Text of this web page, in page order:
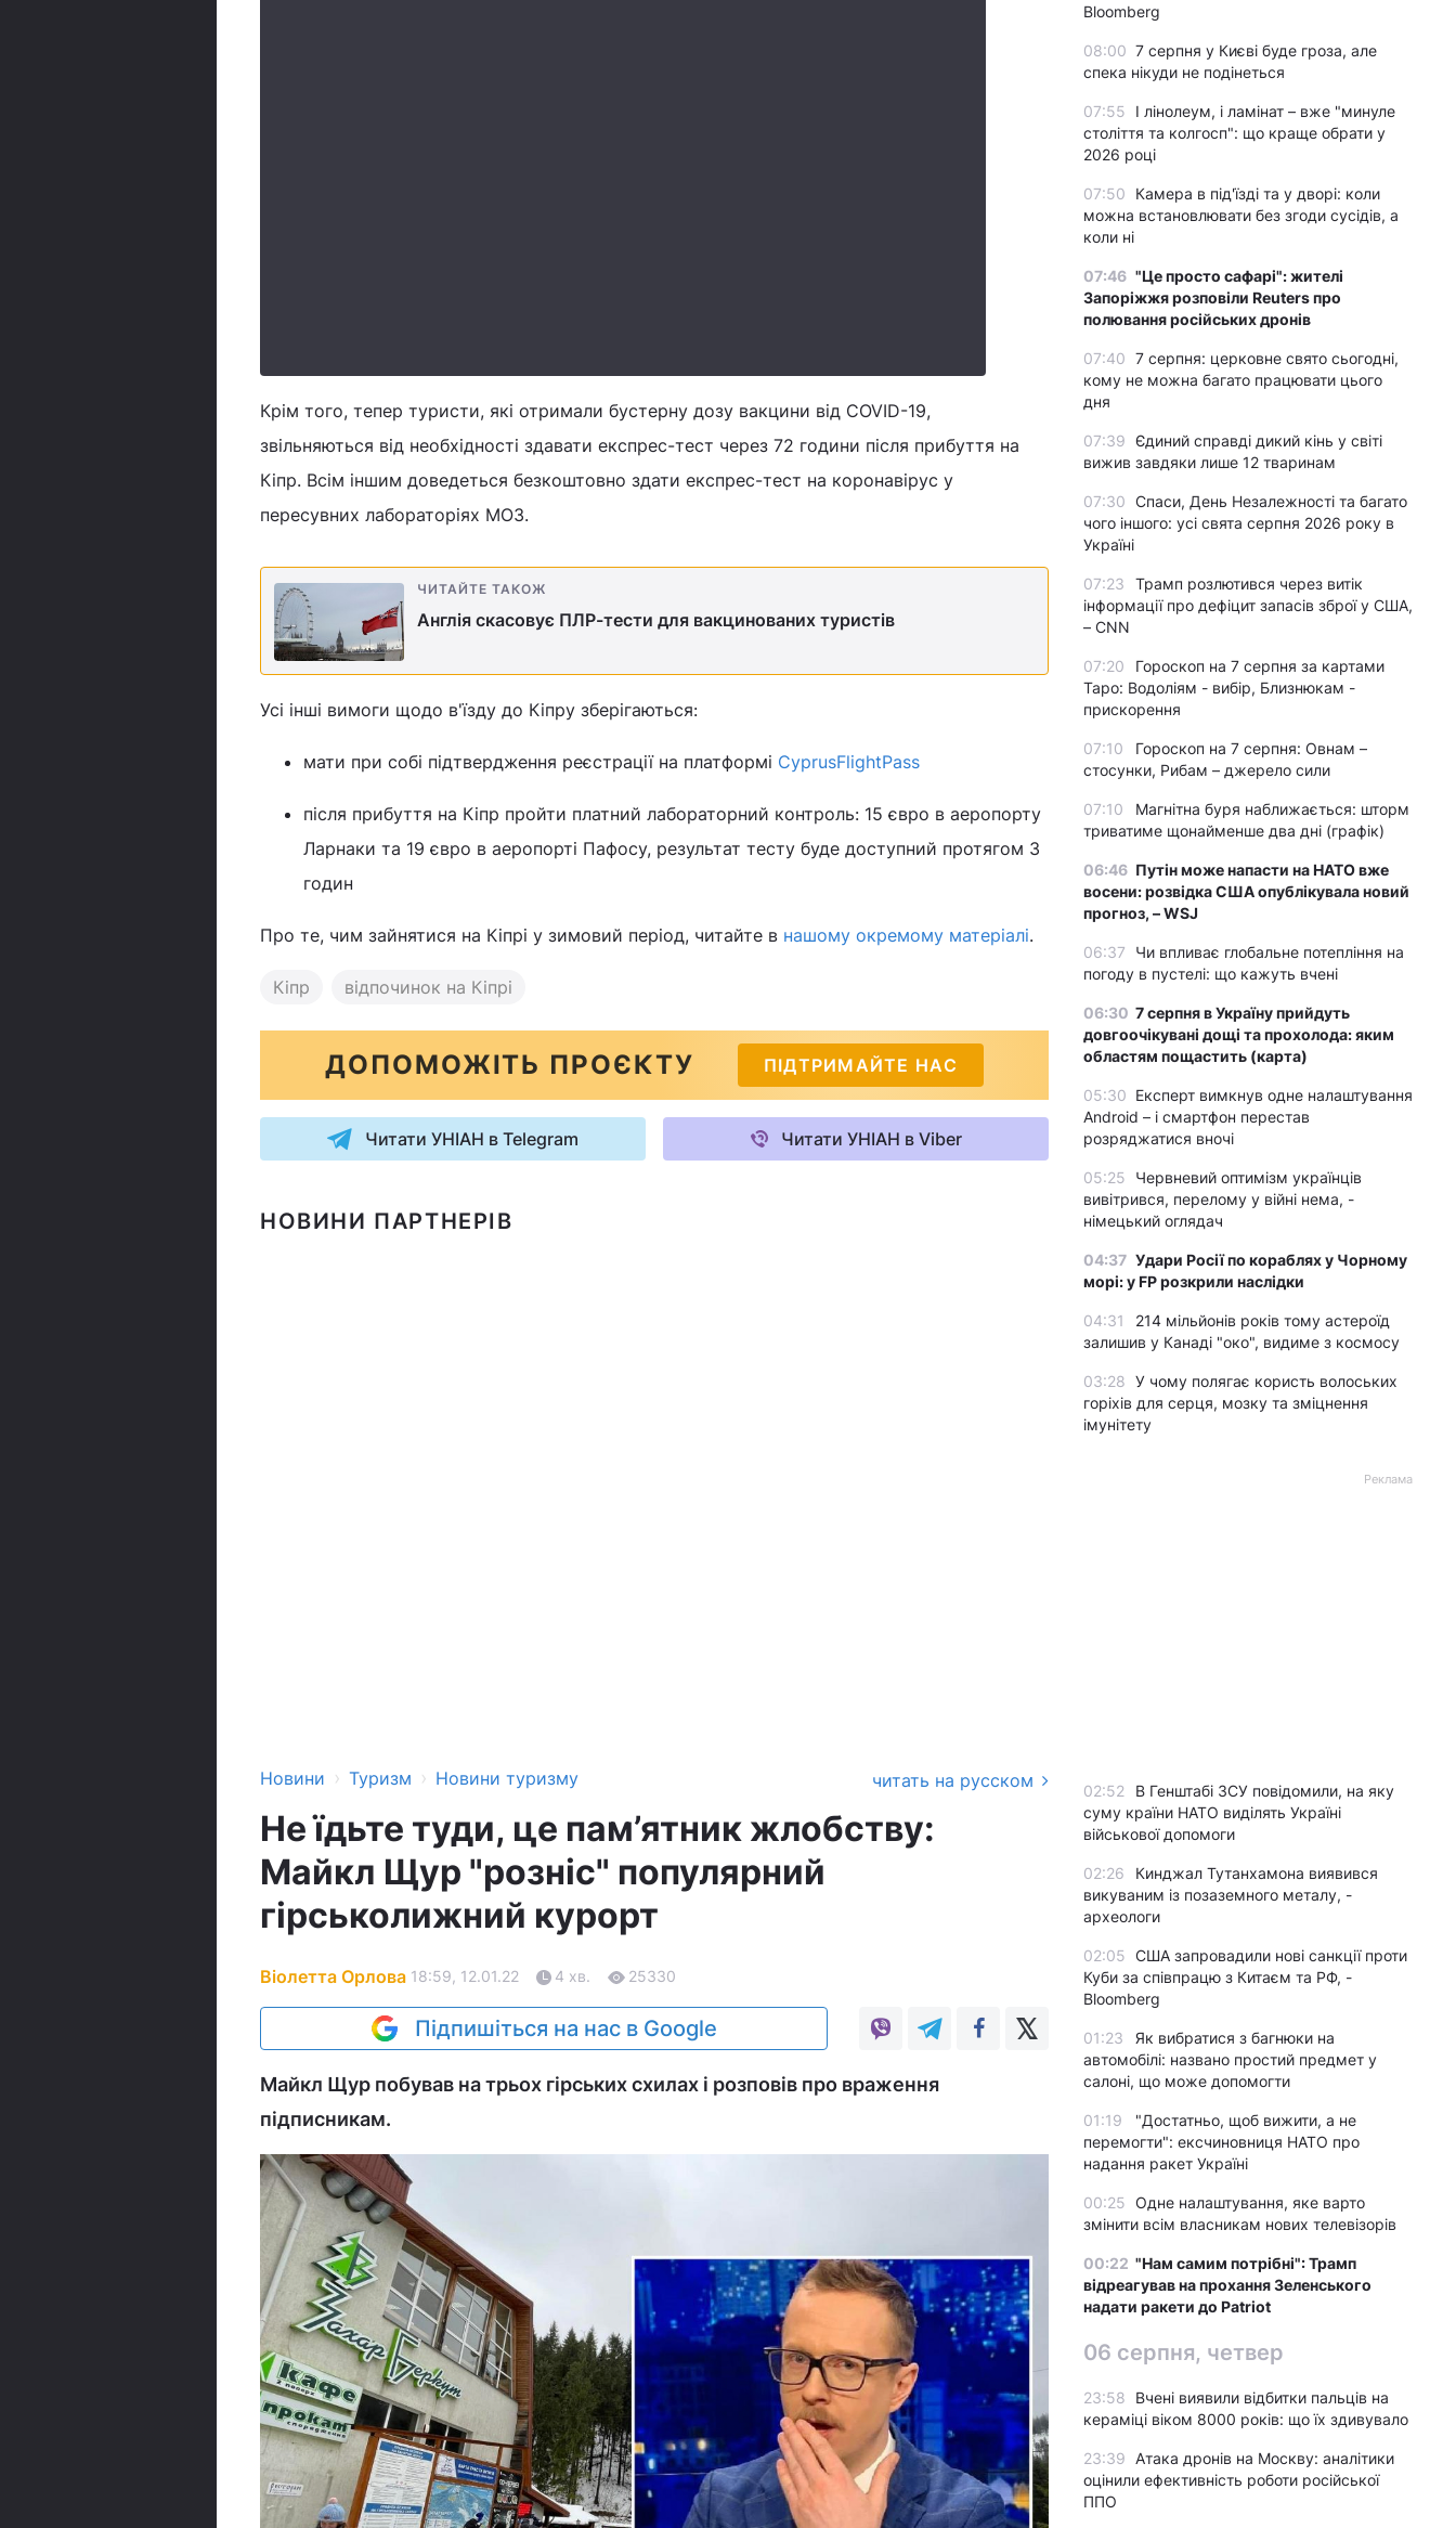
Крім того, тепер туристи, які отримали бустерну дозу вакцини від COVID-19,
звільняються від необхідності здавати експрес-тест через 72 години після прибуття на
Кіпр. Всім іншим доведеться безкоштовно здати експрес-тест на коронавірус у
пересувних лабораторіях МОЗ.
ЧИТАЙТЕ ТАКОЖ
Англія скасовує ПЛР-тести для вакцинованих туристів
Усі інші вимоги щодо в'їзду до Кіпру зберігаються:
мати при собі підтвердження реєстрації на платформі CyprusFlightPass
після прибуття на Кіпр пройти платний лабораторний контроль: 15 євро в аеропорту
Ларнаки та 19 євро в аеропорті Пафосу, результат тесту буде доступний протягом 3
годин
Про те, чим зайнятися на Кіпрі у зимовий період, читайте в нашому окремому матеріалі.
Кіпр відпочинок на Кіпрі
ДОПОМОЖІТЬ ПРОЄКТУ ПІДТРИМАЙТЕ НАС
Читати УНІАН в Telegram Читати УНІАН в Viber
НОВИНИ ПАРТНЕРІВ
Новини › Туризм › Новини туризму читать на русском
Не їдьте туди, це пам’ятник жлобству:
Майкл Щур "розніс" популярний
гірськолижний курорт
Віолетта Орлова 18:59, 12.01.22 4 хв. 25330
Підпишіться на нас в Google
Майкл Щур побував на трьох гірських схилах і розповів про враження
підписникам.
Bloomberg
08:00 7 серпня у Києві буде гроза, але
спека нікуди не подінеться
07:55
І лінолеум, і ламінат – вже "минуле
століття та колгосп": що краще обрати у
2026 році
07:50
Камера в під'їзді та у дворі: коли
можна встановлювати без згоди сусідів, а
коли ні
07:46 "Це просто сафарі": жителі
Запоріжжя розповіли Reuters про
полювання російських дронів
07:40 7 серпня: церковне свято сьогодні,
кому не можна багато працювати цього
дня
07:39 Єдиний справді дикий кінь у світі
вижив завдяки лише 12 тваринам
07:30 Спаси, День Незалежності та багато
чого іншого: усі свята серпня 2026 року в
Україні
07:23
Трамп розлютився через витік
інформації про дефіцит запасів зброї у США,
– CNN
07:20
Гороскоп на 7 серпня за картами
Таро: Водоліям - вибір, Близнюкам -
прискорення
07:10
Гороскоп на 7 серпня: Овнам –
стосунки, Рибам – джерело сили
07:10
Магнітна буря наближається: шторм
триватиме щонайменше два дні (графік)
06:46 Путін може напасти на НАТО вже
восени: розвідка США опублікувала новий
прогноз, – WSJ
06:37
Чи впливає глобальне потепління на
погоду в пустелі: що кажуть вчені
06:30 7 серпня в Україну прийдуть
довгоочікувані дощі та прохолода: яким
областям пощастить (карта)
05:30 Експерт вимкнув одне налаштування
Android – і смартфон перестав
розряджатися вночі
05:25
Червневий оптимізм українців
вивітрився, перелому у війні нема, -
німецький оглядач
04:37 Удари Росії по кораблях у Чорному
морі: у FP розкрили наслідки
04:31
214 мільйонів років тому астероїд
залишив у Канаді "око", видиме з космосу
03:28 У чому полягає користь волоських
горіхів для серця, мозку та зміцнення
імунітету
Реклама
02:52
В Генштабі ЗСУ повідомили, на яку
суму країни НАТО виділять Україні
військової допомоги
02:26
Кинджал Тутанхамона виявився
викуваним із позаземного металу, -
археологи
02:05 США запровадили нові санкції проти
Куби за співпрацю з Китаєм та РФ, -
Bloomberg
01:23
Як вибратися з багнюки на
автомобілі: названо простий предмет у
салоні, що може допомогти
01:19
"Достатньо, щоб вижити, а не
перемогти": ексчиновниця НАТО про
надання ракет Україні
00:25 Одне налаштування, яке варто
змінити всім власникам нових телевізорів
00:22 "Нам самим потрібні": Трамп
відреагував на прохання Зеленського
надати ракети до Patriot
06 серпня, четвер
23:58
Вчені виявили відбитки пальців на
кераміці віком 8000 років: що їх здивувало
23:39
Атака дронів на Москву: аналітики
оцінили ефективність роботи російської
ППО